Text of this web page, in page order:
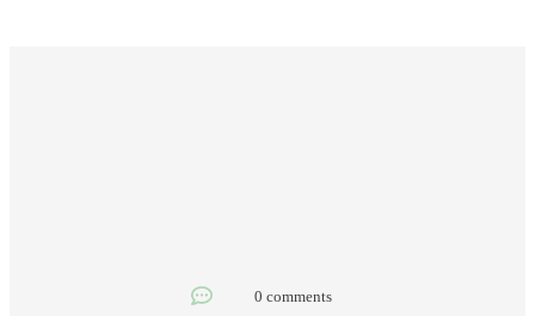
0 comments